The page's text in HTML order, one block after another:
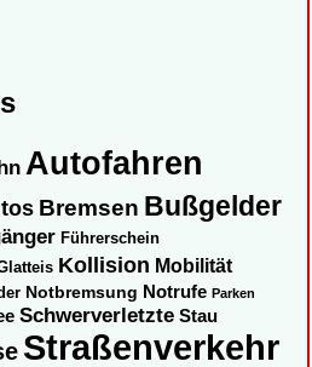
Autofahren
Bremsen Bußgelder
Führerschein
Kollision Mobilität
Notbremsung Notrufe Parken
Schwerverletzte Stau
Straßenverkehr